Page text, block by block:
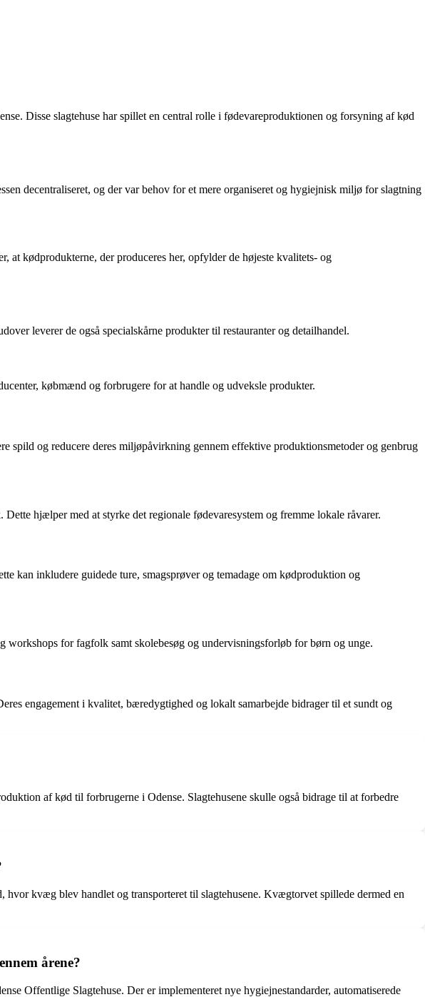
Disse slagtehuse har spillet en central rolle i fødevareproduktionen og forsyning af kød
decentraliseret, og der var behov for et mere organiseret og hygiejnisk miljø for slagtning
at kødprodukterne, der produceres her, opfylder de højeste kvalitets- og
leverer de også specialskårne produkter til restauranter og detailhandel.
købmænd og forbrugere for at handle og udveksle produkter.
spild og reducere deres miljøpåvirkning gennem effektive produktionsmetoder og genbrug
hjælper med at styrke det regionale fødevaresystem og fremme lokale råvarer.
kan inkludere guidede ture, smagsprøver og temadage om kødproduktion og
for fagfolk samt skolebesøg og undervisningsforløb for børn og unge.
engagement i kvalitet, bæredygtighed og lokalt samarbejde bidrager til et sundt og
af kød til forbrugerne i Odense. Slagtehusene skulle også bidrage til at forbedre
kvæg blev handlet og transporteret til slagtehusene. Kvægtorvet spillede dermed en
årene?
Offentlige Slagtehuse. Der er implementeret nye hygiejnestandarder, automatiserede